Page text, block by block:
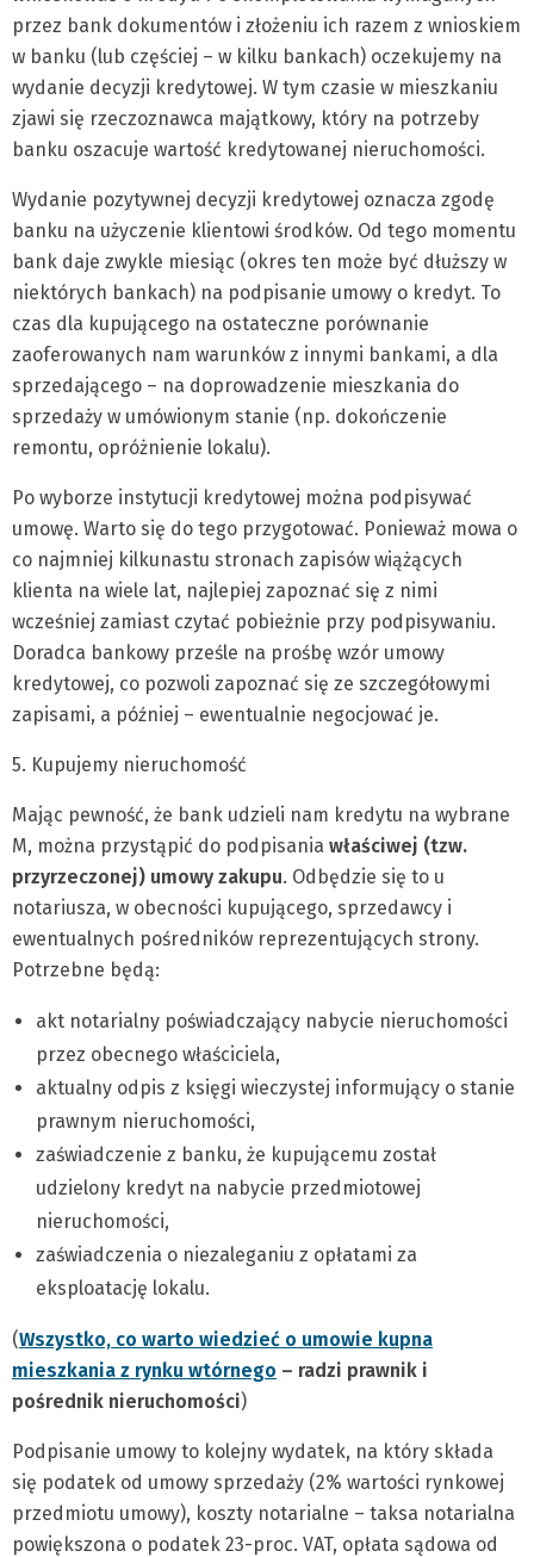
przez bank dokumentów i złożeniu ich razem z wnioskiem
w banku (lub częściej – w kilku bankach) oczekujemy na
wydanie decyzji kredytowej. W tym czasie w mieszkaniu
zjawi się rzeczoznawca majątkowy, który na potrzeby
banku oszacuje wartość kredytowanej nieruchomości.
Wydanie pozytywnej decyzji kredytowej oznacza zgodę
banku na użyczenie klientowi środków. Od tego momentu
bank daje zwykle miesiąc (okres ten może być dłuższy w
niektórych bankach) na podpisanie umowy o kredyt. To
czas dla kupującego na ostateczne porównanie
zaoferowanych nam warunków z innymi bankami, a dla
sprzedającego – na doprowadzenie mieszkania do
sprzedaży w umówionym stanie (np. dokończenie
remontu, opróżnienie lokalu).
Po wyborze instytucji kredytowej można podpisywać
umowę. Warto się do tego przygotować. Ponieważ mowa o
co najmniej kilkunastu stronach zapisów wiążących
klienta na wiele lat, najlepiej zapoznać się z nimi
wcześniej zamiast czytać pobieżnie przy podpisywaniu.
Doradca bankowy prześle na prośbę wzór umowy
kredytowej, co pozwoli zapoznać się ze szczegółowymi
zapisami, a później – ewentualnie negocjować je.
5. Kupujemy nieruchomość
Mając pewność, że bank udzieli nam kredytu na wybrane
M, można przystąpić do podpisania właściwej (tzw.
przyrzeczonej) umowy zakupu. Odbędzie się to u
notariusza, w obecności kupującego, sprzedawcy i
ewentualnych pośredników reprezentujących strony.
Potrzebne będą:
akt notarialny poświadczający nabycie nieruchomości
przez obecnego właściciela,
aktualny odpis z księgi wieczystej informujący o stanie
prawnym nieruchomości,
zaświadczenie z banku, że kupującemu został
udzielony kredyt na nabycie przedmiotowej
nieruchomości,
zaświadczenia o niezaleganiu z opłatami za
eksploatację lokalu.
(Wszystko, co warto wiedzieć o umowie kupna
mieszkania z rynku wtórnego – radzi prawnik i
pośrednik nieruchomości)
Podpisanie umowy to kolejny wydatek, na który składa
się podatek od umowy sprzedaży (2% wartości rynkowej
przedmiotu umowy), koszty notarialne – taksa notarialna
powiększona o podatek 23-proc. VAT, opłata sądowa od